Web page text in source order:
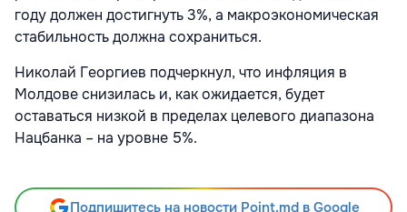
году должен достигнуть 3%, а макроэкономическая
стабильность должна сохраниться.
Николай Георгиев подчеркнул, что инфляция в
Молдове снизилась и, как ожидается, будет
оставаться низкой в пределах целевого диапазона
Нацбанка – на уровне 5%.
Подпишитесь на новости Point.md в Google